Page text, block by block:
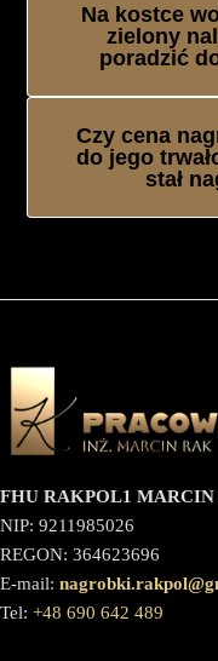
Na kostce
zielony
poradzić
Czy cena
do jego
stał
FHU RAKPOL1
NIP: 9211985026
REGON: 364623696
E-mail:
Tel: +48 690 642 489